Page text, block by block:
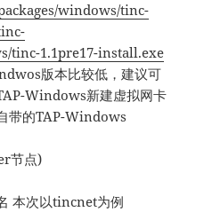
windows/tinc-
tinc-1.1pre17-install.exe
版本比较低，建议可
Windows新建虚拟网卡
带的TAP-Windows
节点)
本次以tincnet为例